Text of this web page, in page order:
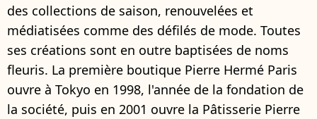
des collections de saison, renouvelées et
médiatisées comme des défilés de mode. Toutes
ses créations sont en outre baptisées de noms
fleuris. La première boutique Pierre Hermé Paris
ouvre à Tokyo en 1998, l'année de la fondation de
la société, puis en 2001 ouvre la Pâtisserie Pierre